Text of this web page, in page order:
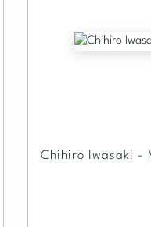
Chihiro Iwasaki -